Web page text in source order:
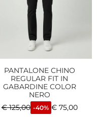
PANTALONE CHINO
REGULAR FIT IN
GABARDINE COLOR
NERO
€125,00 -40% €75,00